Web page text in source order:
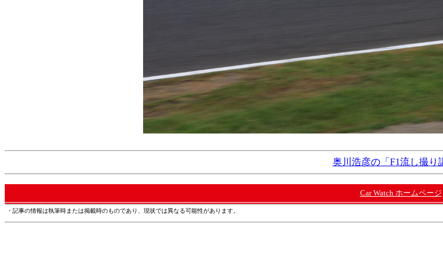
奥川浩彦の「F1流し撮り
Car Watch ホームページ
・記事の情報は執筆時または掲載時のものであり、現状では異なる可能性があります。